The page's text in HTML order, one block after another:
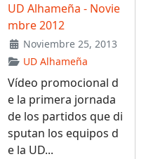
UD Alhameña - Novie
mbre 2012
Noviembre 25, 2013
UD Alhameña
Vídeo promocional d
e la primera jornada
de los partidos que di
sputan los equipos d
e la UD...